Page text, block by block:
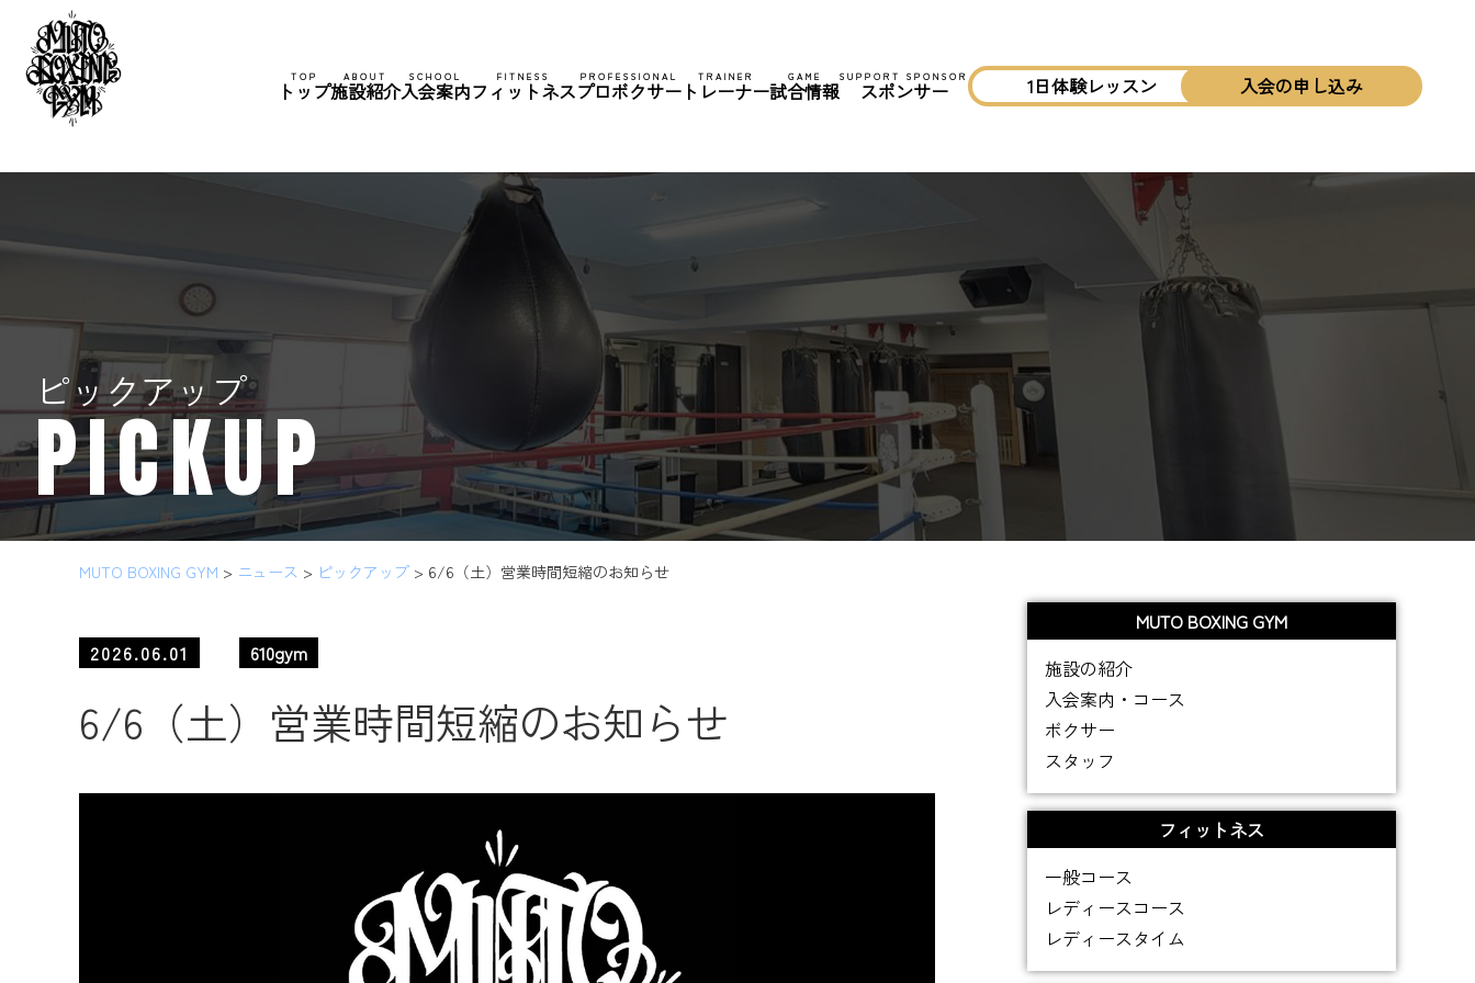
TOP
トップ
ABOUT
施設紹介
SCHOOL
入会案内
FITNESS
フィットネス
PROFESSIONAL
プロボクサー
TRAINER
トレーナー
GAME
試合情報
SUPPORT SPONSOR
スポンサー 1日体験レッスン 入会の申し込み
ピックアップ
PICKUP
MUTO BOXING GYM > ニュース > ピックアップ > 6/6（土）営業時間短縮のお知らせ
2026.06.01 610gym
6/6（土）営業時間短縮のお知らせ
MUTO BOXING GYM
施設の紹介
入会案内・コース
ボクサー
スタッフ
フィットネス
一般コース
レディースコース
レディースタイム